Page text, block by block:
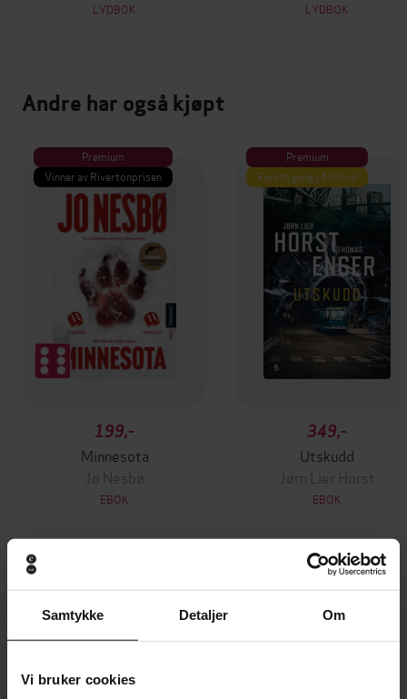
Samtykke Detaljer Om
Vi bruker cookies
LYDBOK LYDBOK
Andre har også kjøpt
Premium
Vinner av Rivertonprisen
199,-
Minnesota
Jo Nesbø
EBOK
Premium
Første gang på tilbud
349,-
Utskudd
Jørn Lier Horst
EBOK
A compelling and completely addictive
Tomlinson